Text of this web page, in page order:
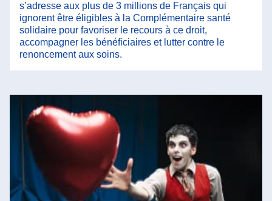
s’adresse aux plus de 3 millions de Français qui
ignorent être éligibles à la Complémentaire santé
solidaire pour favoriser le recours à ce droit,
accompagner les bénéficiaires et lutter contre le
renoncement aux soins.